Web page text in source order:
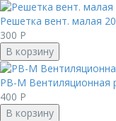
Решетка вент. малая
300 Р
В корзину
РВ-М Вентиляционная
400 Р
В корзину